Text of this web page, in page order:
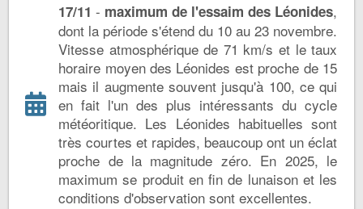
17/11 - maximum de l'essaim des Léonides,
dont la période s'étend du 10 au 23 novembre.
Vitesse atmosphérique de 71 km/s et le taux
horaire moyen des Léonides est proche de 15
mais il augmente souvent jusqu'à 100, ce qui
en fait l'un des plus intéressants du cycle
météoritique. Les Léonides habituelles sont
très courtes et rapides, beaucoup ont un éclat
proche de la magnitude zéro. En 2025, le
maximum se produit en fin de lunaison et les
conditions d'observation sont excellentes.